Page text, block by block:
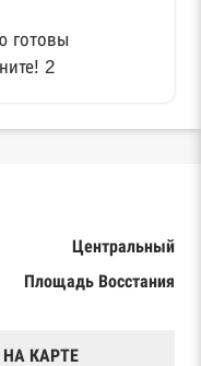
готовы
2
Центральный
Площадь Восстания
КАРТЕ